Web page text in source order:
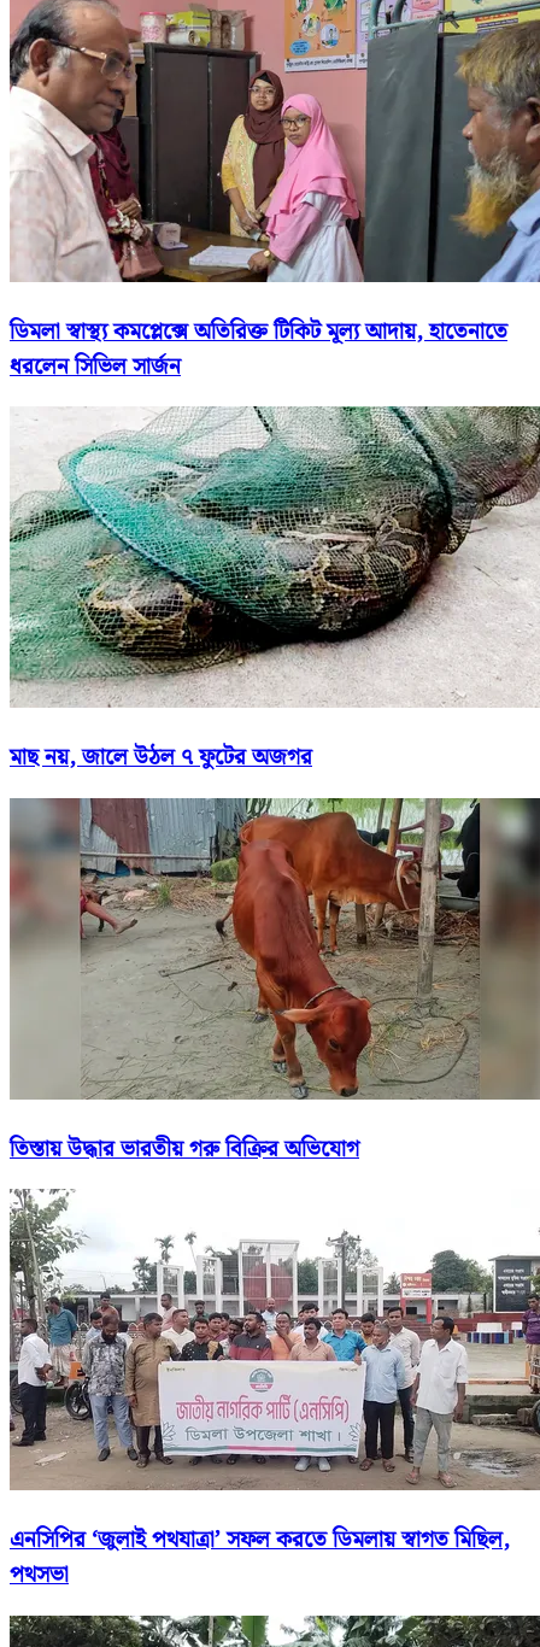
ডিমলা স্বাস্থ্য কমপ্লেক্সে অতিরিক্ত টিকিট মূল্য আদায়, হাতেনাতে
ধরলেন সিভিল সার্জন
মাছ নয়, জালে উঠল ৭ ফুটের অজগর
তিস্তায় উদ্ধার ভারতীয় গরু বিক্রির অভিযোগ
এনসিপির ‘জুলাই পথযাত্রা’ সফল করতে ডিমলায় স্বাগত মিছিল,
পথসভা